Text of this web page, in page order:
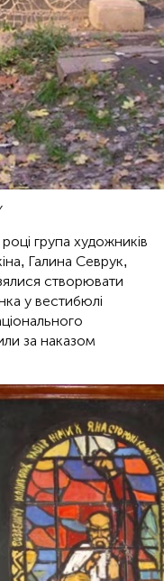
група художників
Галина Севрук,
створювати
у вестибюлі
за наказом